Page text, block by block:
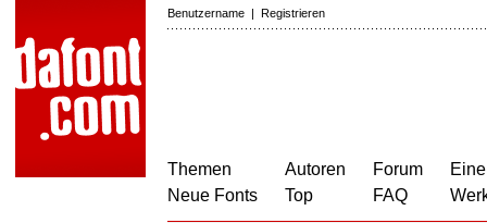
Benutzername | Registrieren
Themen
Neue Fonts
Autoren
Top
Forum
FAQ